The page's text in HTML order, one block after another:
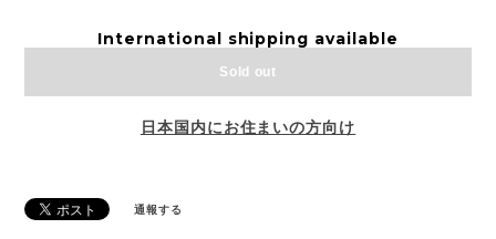
International shipping available
Sold out
日本国内にお住まいの方向け
通報する